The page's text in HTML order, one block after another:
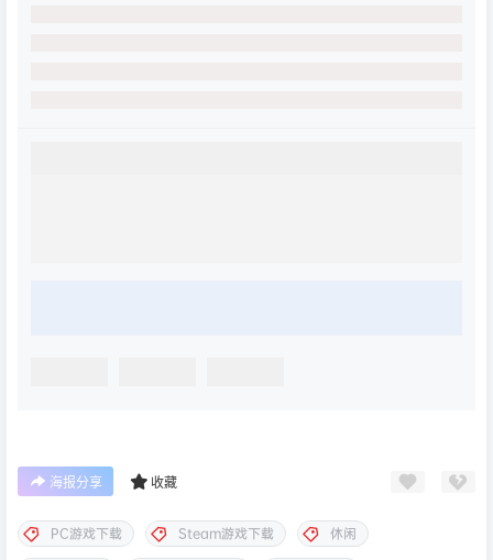
海报分享 收藏
PC游戏下载 Steam游戏下载
休闲